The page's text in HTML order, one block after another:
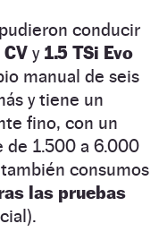
conducir
y 1.5 TSi Evo
manual de seis
y tiene un
fino, con un
de 1.500 a 6.000
consumos
las pruebas